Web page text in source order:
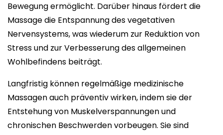
Bewegung ermöglicht. Darüber hinaus fördert die
Massage die Entspannung des vegetativen
Nervensystems, was wiederum zur Reduktion von
Stress und zur Verbesserung des allgemeinen
Wohlbefindens beiträgt.
Langfristig können regelmäßige medizinische
Massagen auch präventiv wirken, indem sie der
Entstehung von Muskelverspannungen und
chronischen Beschwerden vorbeugen. Sie sind